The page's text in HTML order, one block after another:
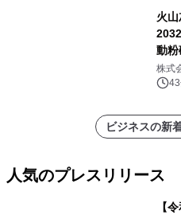
火
動粉
株式
ビジネスの新
人気のプレスリリース
【